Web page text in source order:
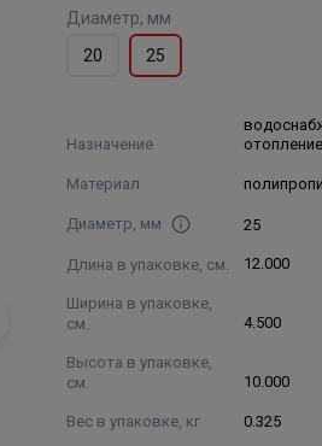
Диаметр, мм
20
25
Назначение
Материал
Диаметр, мм 25
Длина в упаковке, см. 12.000
Ширина в упаковке,
см.
4.500
Высота в упаковке,
см.
10.000
Вес в упаковке, кг 0.325